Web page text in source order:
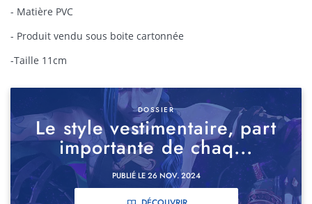
- Matière PVC
- Produit vendu sous boite cartonnée
-Taille 11cm
DOSSIER
Le style vestimentaire, part
importante de chaq...
PUBLIÉ LE 26 NOV. 2024